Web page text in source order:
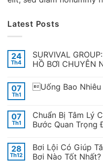
Latest Posts
24
Th4
SURVIVAL
HỒ BƠI CHUYÊN
07
Th1
Uống Bao Nhiêu
07
Th1
Chuẩn Bị Tâm Lý
Bước Quan Trọng
28
Th12
Bơi Lội Có Giúp
Bơi Nào Tốt Nhất?